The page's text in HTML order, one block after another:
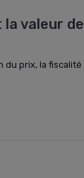
valeur de
du prix, la fiscalité